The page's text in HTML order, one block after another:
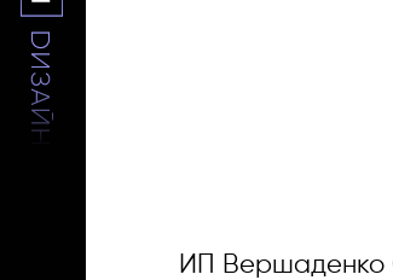
ИП Вершаденко